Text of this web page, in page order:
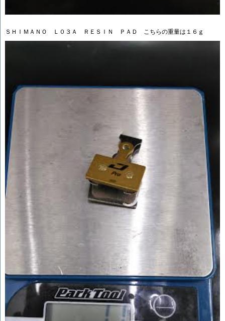
ＳＨＩＭＡＮＯ Ｌ０３Ａ ＲＥＳＩＮ ＰＡＤ こちらの重量は１６ｇ